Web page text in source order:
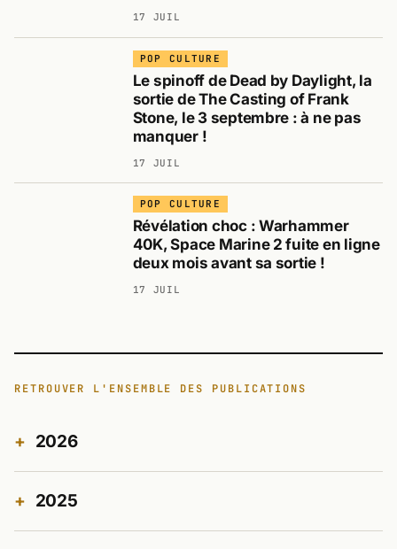
17 JUIL
POP CULTURE
Le spinoff de Dead by Daylight, la
sortie de The Casting of Frank
Stone, le 3 septembre : à ne pas
manquer !
17 JUIL
POP CULTURE
Révélation choc : Warhammer
40K, Space Marine 2 fuite en ligne
deux mois avant sa sortie !
17 JUIL
RETROUVER L'ENSEMBLE DES PUBLICATIONS
2026
2025